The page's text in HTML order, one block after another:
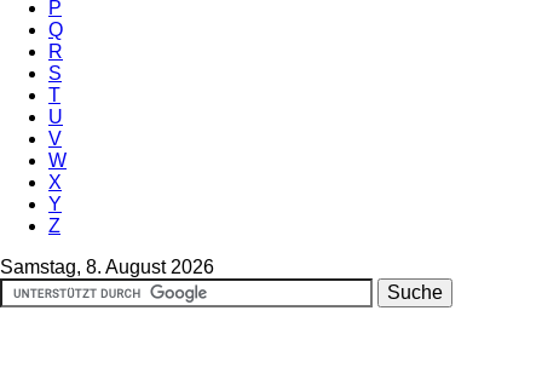
P
Q
R
S
T
U
V
W
X
Y
Z
Samstag, 8. August 2026